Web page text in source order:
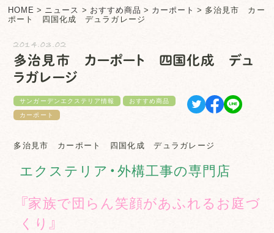
HOME > ニュース > おすすめ商品 > カーポート > 多治見市 カー
ポート 四国化成 デュラガレージ
2014.03.02
多治見市 カーポート 四国化成 デュ
ラガレージ
サンガーデンエクステリア情報
おすすめ商品
カーポート
多治見市 カーポート 四国化成 デュラガレージ
エクステリア・外構工事の専門店
『家族で団らん笑顔があふれるお庭づ
くり』